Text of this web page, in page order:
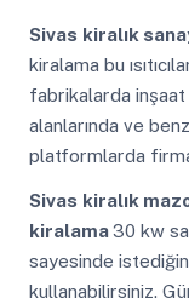
Sivas kiralık
kiralama bu
fabrikalarda inşaat
alanlarında ve
platformlarda
Sivas kiralık
kiralama30 kw
sayesinde
kullanabilirsiniz.